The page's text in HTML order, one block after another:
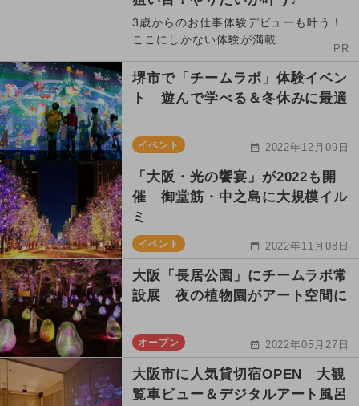
3歳からのお仕事体験デビューも叶う！
ここにしかない体験が満載
PR
堺市で「チームラボ」体験イベン
ト 遊んで学べる＆冬休みに最適
イベント 2022年12月09日
「大阪・光の饗宴」が2022も開
催 御堂筋・中之島に大規模イル
ミ
イベント 2022年11月08日
大阪「長居公園」にチームラボ常
設展 夜の植物園がアート空間に
オープン 2022年05月27日
大阪市に人気貸切宿OPEN 大観
覧車ビュー＆デジタルアート風呂